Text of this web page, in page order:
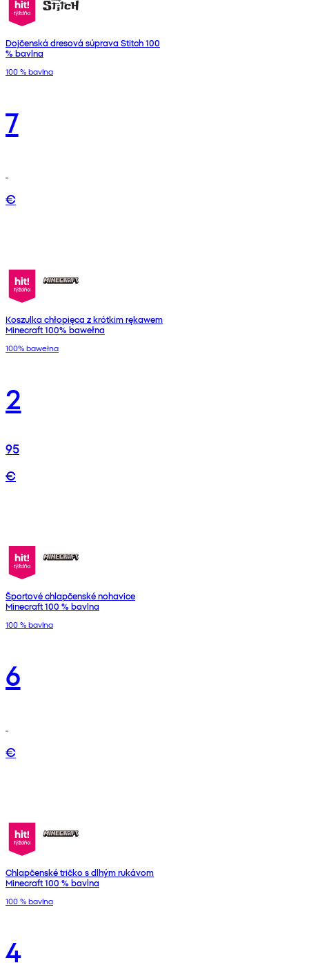
Dojčenská dresová súprava Stitch 100
% bavlna
100 % bavlna
7
€
Koszulka chłopięca z krótkim rękawem
Minecraft 100% bawełna
100% bawełna
2
95
€
Športové chlapčenské nohavice
Minecraft 100 % bavlna
100 % bavlna
6
€
Chlapčenské tričko s dlhým rukávom
Minecraft 100 % bavlna
100 % bavlna
4